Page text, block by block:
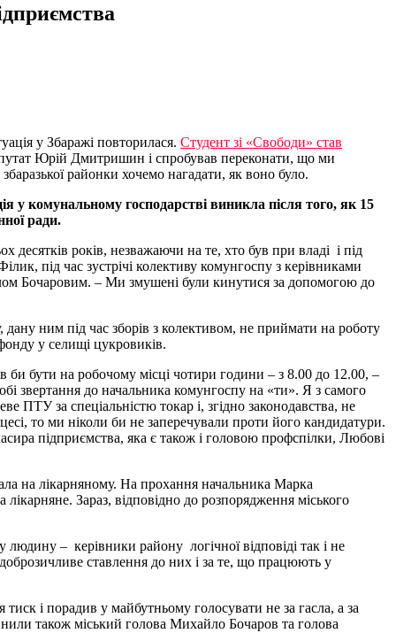
у Збаражі повторилася. Студент зі «Свободи» став
Юрій Дмитришин і спробував переконати, що ми
районки хочемо нагадати, як воно було.
у комунальному господарстві виникла після того, як 15
ради.
років, незважаючи на те, хто був при владі і під
під час зустрічі колективу комунгоспу з керівниками
Бочаровим. – Ми змушені були кинутися за допомогою до
ним під час зборів з колективом, не приймати на роботу
у селищі цукровиків.
би бути на робочому місці чотири години – з 8.00 до 12.00, –
звертання до начальника комунгоспу на «ти». Я з самого
ПТУ за спеціальністю токар і, згідно законодавства, не
то ми ніколи би не заперечували проти його кандидатури.
підприємства, яка є також і головою профспілки, Любові
на лікарняному. На прохання начальника Марка
Зараз, відповідно до розпорядження міського
– керівники району логічної відповіді так і не
ставлення до них і за те, що працюють у
і порадив у майбутньому голосувати не за гасла, а за
також міський голова Михайло Бочаров та голова